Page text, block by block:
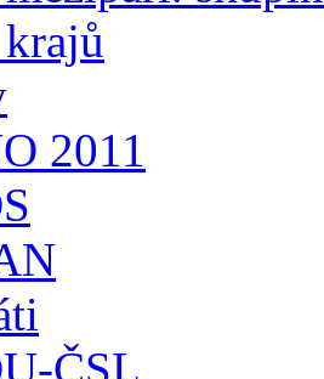
2011
ČSL